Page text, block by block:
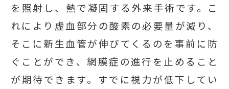
を照射し、熱で凝固する外来手術です。こ
れにより虚血部分の酸素の必要量が減り、
そこに新生血管が伸びてくるのを事前に防
ぐことができ、網膜症の進行を止めること
が期待できます。すでに視力が低下してい